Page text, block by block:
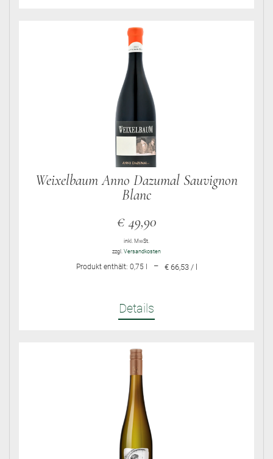
Weixelbaum Anno Dazumal Sauvignon
Blanc
€49,90
inkl. MwSt.
zzgl. Versandkosten
Produkt enthält: 0,75 – € 66,53 / l
Details